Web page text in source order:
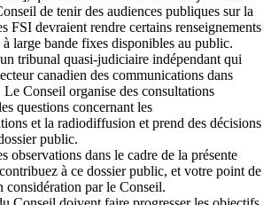
de tenir des audiences publiques sur la
FSI devraient rendre certains renseignements
à large bande fixes disponibles au public.
tribunal quasi-judiciaire indépendant qui
canadien des communications dans
Conseil organise des consultations
questions concernant les
et la radiodiffusion et prend des décisions
public.
observations dans le cadre de la présente
à ce dossier public, et votre point de
considération par le Conseil.